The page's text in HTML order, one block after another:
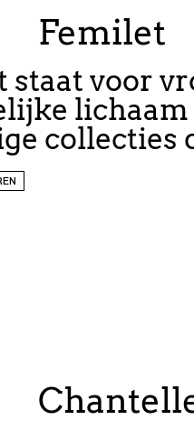
Femilet
staat voor
lichaam
collecties